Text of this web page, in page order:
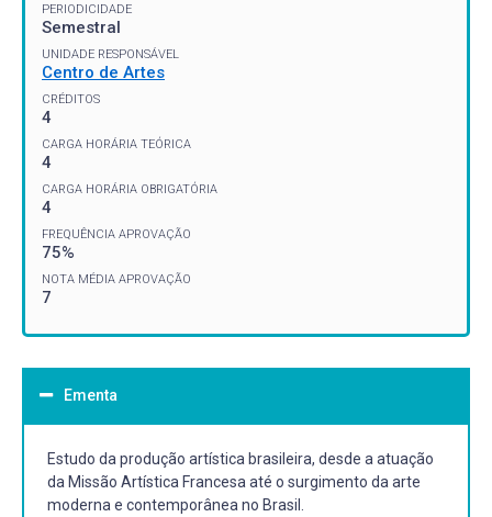
PERIODICIDADE
Semestral
UNIDADE RESPONSÁVEL
Centro de Artes
CRÉDITOS
4
CARGA HORÁRIA TEÓRICA
4
CARGA HORÁRIA OBRIGATÓRIA
4
FREQUÊNCIA APROVAÇÃO
75%
NOTA MÉDIA APROVAÇÃO
7
Ementa
Estudo da produção artística brasileira, desde a atuação
da Missão Artística Francesa até o surgimento da arte
moderna e contemporânea no Brasil.